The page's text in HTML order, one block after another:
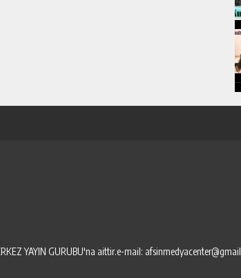
YAYIN GURUBU'na aittir.e-mail: